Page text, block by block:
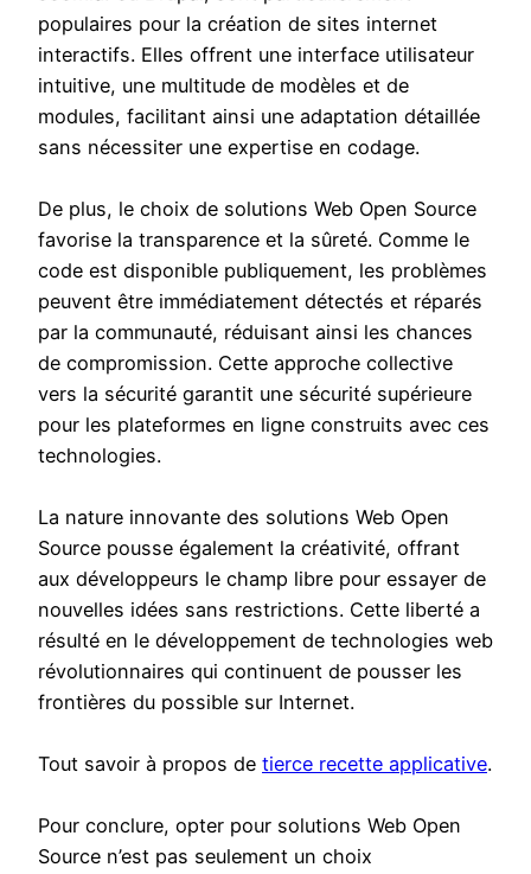
populaires pour la création de sites internet
interactifs. Elles offrent une interface utilisateur
intuitive, une multitude de modèles et de
modules, facilitant ainsi une adaptation détaillée
sans nécessiter une expertise en codage.
De plus, le choix de solutions Web Open Source
favorise la transparence et la sûreté. Comme le
code est disponible publiquement, les problèmes
peuvent être immédiatement détectés et réparés
par la communauté, réduisant ainsi les chances
de compromission. Cette approche collective
vers la sécurité garantit une sécurité supérieure
pour les plateformes en ligne construits avec ces
technologies.
La nature innovante des solutions Web Open
Source pousse également la créativité, offrant
aux développeurs le champ libre pour essayer de
nouvelles idées sans restrictions. Cette liberté a
résulté en le développement de technologies web
révolutionnaires qui continuent de pousser les
frontières du possible sur Internet.
Tout savoir à propos de tierce recette applicative.
Pour conclure, opter pour solutions Web Open
Source n’est pas seulement un choix